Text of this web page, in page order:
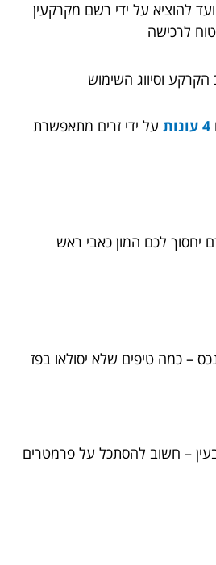
להוציא על ידי רשם מקרקעין
לרכישה
וסיווג השימוש
4 עונות
על ידי זרים מתאפשרת
יחסוך לכם המון כאבי ראש
– כמה טיפים שלא יסולאו בפז
– חשוב להסתכל על פרמטרים